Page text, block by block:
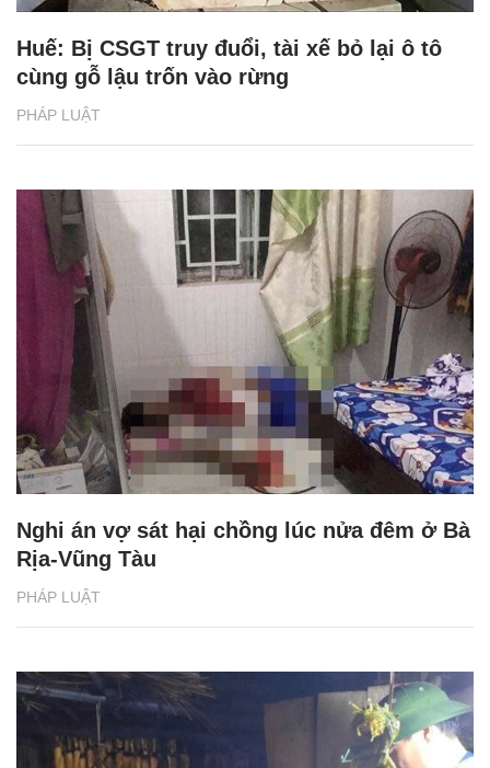
PHÁP LUẬT
Huế: Bị CSGT truy đuổi, tài xế bỏ lại ô tô
cùng gỗ lậu trốn vào rừng
PHÁP LUẬT
Nghi án vợ sát hại chồng lúc nửa đêm ở Bà
Rịa-Vũng Tàu